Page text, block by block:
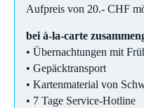
Aufpreis von 20.- CHF
bei à-la-carte
• Übernachtungen mit
• Gepäcktransport
• Kartenmaterial von
• 7 Tage Service-Hotline